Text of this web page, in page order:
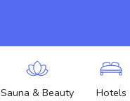
Sauna & Beauty Hotels